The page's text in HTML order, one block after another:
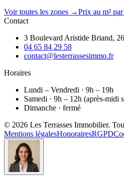
Voir toutes les zones →Prix au m²
Contact
3 Boulevard Aristide Briand,
04 65 84 29 58
contact@lesterrassesimmo.fr
Horaires
Lundi – Vendredi · 9h – 19h
Samedi · 9h – 12h (après-midi
Dimanche · fermé
© 2026 Les Terrasses Immobilier.
Mentions légalesHonorairesRGPD